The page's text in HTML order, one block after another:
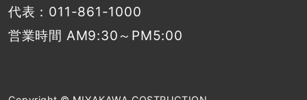
代表：011-861-1000
営業時間 AM9:30～PM5:00